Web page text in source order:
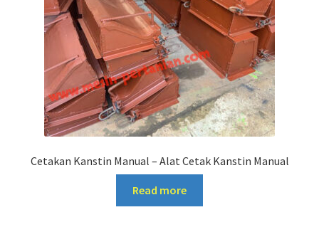
Cetakan Kanstin Manual – Alat Cetak Kanstin Manual
Read more